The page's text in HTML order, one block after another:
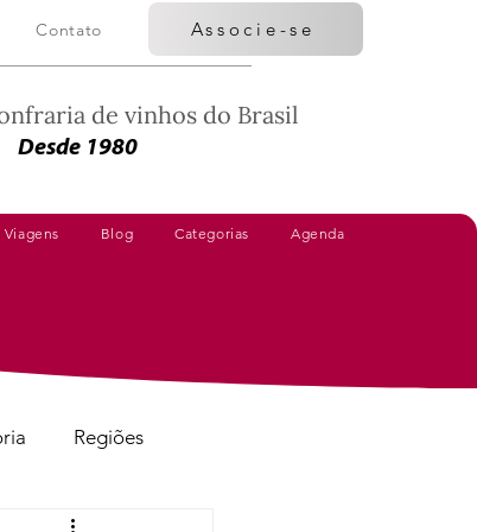
Contato Associe-se
de vinhos do Brasil
Desde 1980
Blog Categorias Agenda
Regiões